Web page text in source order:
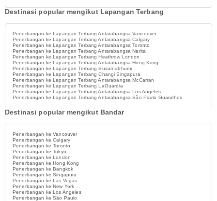
Destinasi popular mengikut Lapangan Terbang
Penerbangan ke Lapangan Terbang Antarabangsa Vancouver
Penerbangan ke Lapangan Terbang Antarabangsa Calgary
Penerbangan ke Lapangan Terbang Antarabangsa Toronto
Penerbangan ke Lapangan Terbang Antarabangsa Narita
Penerbangan ke Lapangan Terbang Heathrow London
Penerbangan ke Lapangan Terbang Antarabangsa Hong Kong
Penerbangan ke Lapangan Terbang Suvarnabhumi
Penerbangan ke Lapangan Terbang Changi Singapura
Penerbangan ke Lapangan Terbang Antarabangsa McCarran
Penerbangan ke Lapangan Terbang LaGuardia
Penerbangan ke Lapangan Terbang Antarabangsa Los Angeles
Penerbangan ke Lapangan Terbang Antarabangsa São Paulo Guarulhos
Destinasi popular mengikut Bandar
Penerbangan ke Vancouver
Penerbangan ke Calgary
Penerbangan ke Toronto
Penerbangan ke Tokyo
Penerbangan ke London
Penerbangan ke Hong Kong
Penerbangan ke Bangkok
Penerbangan ke Singapura
Penerbangan ke Las Vegas
Penerbangan ke New York
Penerbangan ke Los Angeles
Penerbangan ke São Paulo